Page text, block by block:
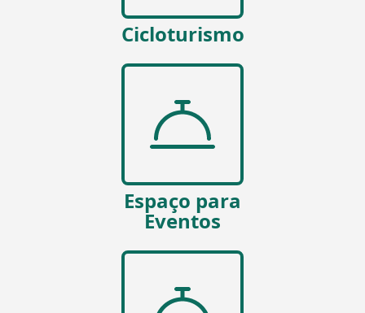
Cicloturismo
Espaço para
Eventos